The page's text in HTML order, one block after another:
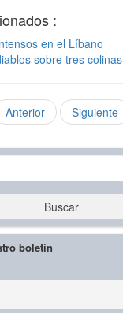
:
en el Líbano
sobre tres colinas
Anterior Siguiente
Buscar
boletín